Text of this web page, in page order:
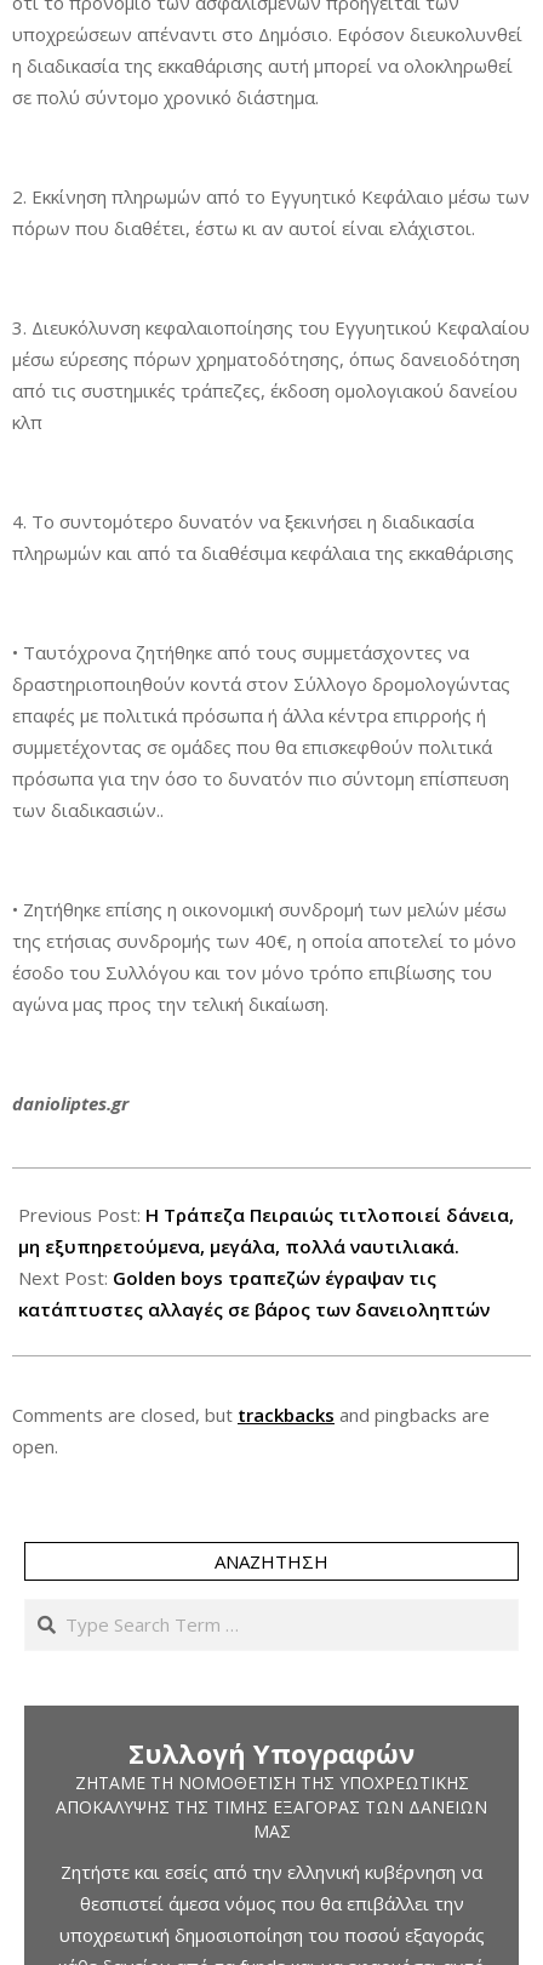
υποχρεώσεων απέναντι στο Δημόσιο. Εφόσον διευκολυνθεί
η διαδικασία της εκκαθάρισης αυτή μπορεί να ολοκληρωθεί
σε πολύ σύντομο χρονικό διάστημα.
2. Εκκίνηση πληρωμών από το Εγγυητικό Κεφάλαιο μέσω των
πόρων που διαθέτει, έστω κι αν αυτοί είναι ελάχιστοι.
3. Διευκόλυνση κεφαλαιοποίησης του Εγγυητικού Κεφαλαίου
μέσω εύρεσης πόρων χρηματοδότησης, όπως δανειοδότηση
από τις συστημικές τράπεζες, έκδοση ομολογιακού δανείου
κλπ
4. Το συντομότερο δυνατόν να ξεκινήσει η διαδικασία
πληρωμών και από τα διαθέσιμα κεφάλαια της εκκαθάρισης
• Ταυτόχρονα ζητήθηκε από τους συμμετάσχοντες να
δραστηριοποιηθούν κοντά στον Σύλλογο δρομολογώντας
επαφές με πολιτικά πρόσωπα ή άλλα κέντρα επιρροής ή
συμμετέχοντας σε ομάδες που θα επισκεφθούν πολιτικά
πρόσωπα για την όσο το δυνατόν πιο σύντομη επίσπευση
των διαδικασιών..
• Ζητήθηκε επίσης η οικονομική συνδρομή των μελών μέσω
της ετήσιας συνδρομής των 40€, η οποία αποτελεί το μόνο
έσοδο του Συλλόγου και τον μόνο τρόπο επιβίωσης του
αγώνα μας προς την τελική δικαίωση.
danioliptes.gr
12-
22
Previous Post: Η Τράπεζα Πειραιώς τιτλοποιεί δάνεια,
μη εξυπηρετούμενα, μεγάλα, πολλά ναυτιλιακά.
Next Post: Golden boys τραπεζών έγραψαν τις
κατάπτυστες αλλαγές σε βάρος των δανειοληπτών
Comments are closed, but trackbacks and pingbacks are
open.
ΑΝΑΖΉΤΗΣΗ
Search
Συλλογή Υπογραφών
ΖΗΤΆΜΕ ΤΗ ΝΟΜΟΘΈΤΙΣΗ ΤΗΣ ΥΠΟΧΡΕΩΤΙΚΉΣ
ΑΠΟΚΆΛΥΨΗΣ ΤΗΣ ΤΙΜΉΣ ΕΞΑΓΟΡΆΣ ΤΩΝ ΔΑΝΕΊΩΝ
ΜΑΣ
Ζητήστε και εσείς από την ελληνική κυβέρνηση να
θεσπιστεί άμεσα νόμος που θα επιβάλλει την
υποχρεωτική δημοσιοποίηση του ποσού εξαγοράς